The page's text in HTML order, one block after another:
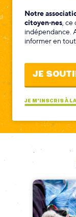
Notre
citoyen‧nes ,
indépendance.
informer en
JE
JE M'INSCRIS À